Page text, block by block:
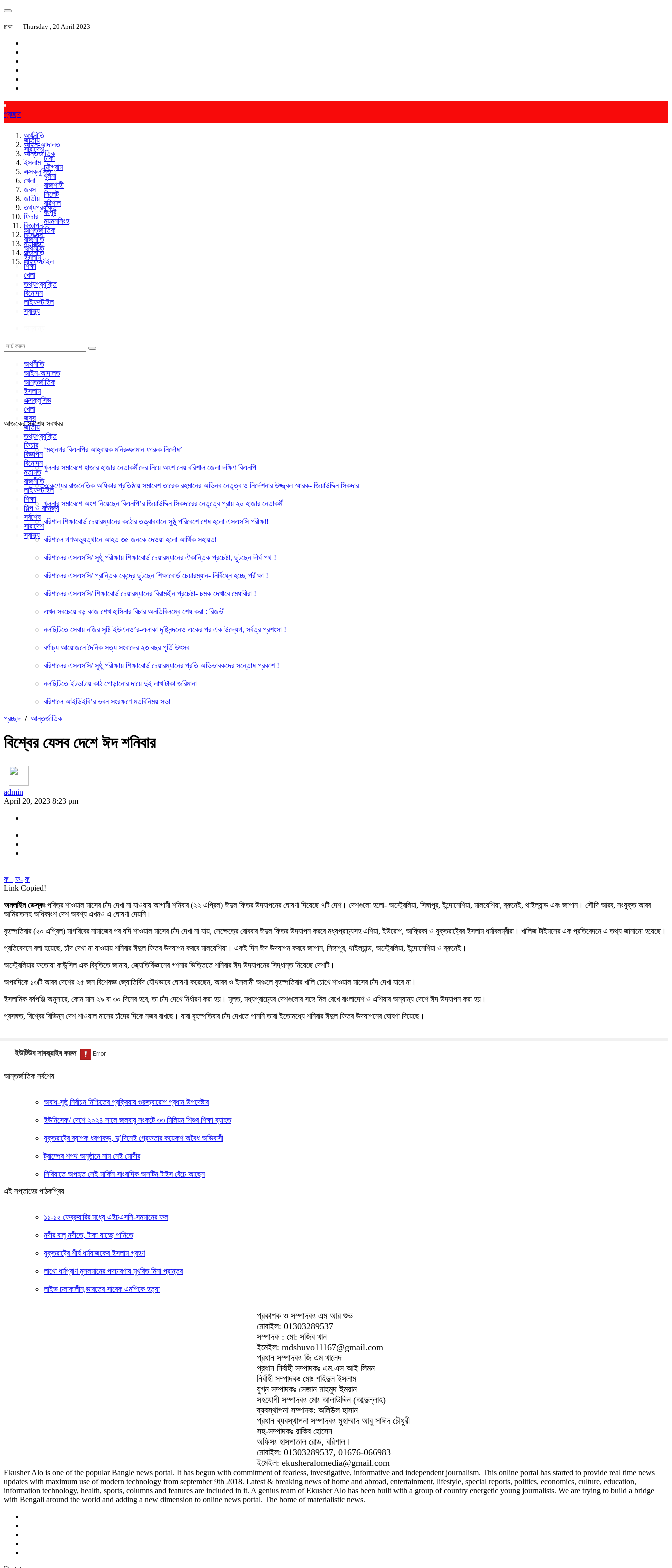
ঢাকা Thursday , 20 April 2023
প্রচ্ছদ
জাতীয়
সারাদেশ
ঢাকা
চট্টগ্রাম
খুলনা
রাজশাহী
সিলেট
বরিশাল
রংপুর
ময়মনসিংহ
আন্তর্জাতিক
রাজনীতি
অর্থনীতি
ইসলাম
শিক্ষা
খেলা
তথ্যপ্রযুক্তি
বিনোদন
লাইফস্টাইল
স্বাস্থ্য
অর্থনীতি
আইন-আদালত
আন্তর্জাতিক
ইসলাম
এক্সক্লুসিভ
খেলা
জবস
জাতীয়
তথ্যপ্রযুক্তি
ফিচার
বিজ্ঞাপন
বিনোদন
মতামত
রাজনীতি
লাইফস্টাইল
শিক্ষা
শিল্প ও বানিজ্য
সর্বশেষ
সারাদেশ
স্বাস্থ্য
অর্থনীতি
আইন-আদালত
আন্তর্জাতিক
ইসলাম
এক্সক্লুসিভ
খেলা
জবস
জাতীয়
তথ্যপ্রযুক্তি
ফিচার
বিজ্ঞাপন
বিনোদন
মতামত
রাজনীতি
লাইফস্টাইল
আজকের সর্বশেষ সবখবর
‘মহানগর বিএনপির আহ্বায়ক মনিরুজ্জামান ফারুক নির্দোষ’
খুলনার সমাবেশে হাজার হাজার নেতাকর্মীদের নিয়ে অংশ নেয় বরিশাল জেলা দক্ষিণ বিএনপি
তারুণ্যের রাজনৈতিক অধিকার প্রতিষ্ঠায় সমাবেশ তারেক রহমানের অভিনব নেতৃত্ব ও নির্দেশনার উজ্জ্বল স্মারক- জিয়াউদ্দিন সিকদার
খুলনার সমাবেশে অংশ নিয়েছেন বিএনপি’র জিয়াউদ্দিন সিকদারের নেতৃত্বে প্রায় ২০ হাজার নেতাকর্মী
বরিশাল শিক্ষাবোর্ড চেয়ারম্যানের কঠোর তত্ত্বাবধানে সুষ্ঠু পরিবেশে শেষ হলো এসএসসি পরীক্ষা!
বরিশালে গণঅভ্যুত্থানে আহত ৩৫ জনকে দেওয়া হলো আর্থিক সহায়তা
বরিশালের এসএসসি/ সুষ্ঠু পরীক্ষায় শিক্ষাবোর্ড চেয়ারম্যানের ঐকান্তিক প্রচেষ্টা, ছুটছেন দীর্ঘ পথ !
বরিশালের এসএসসি/ প্রান্তিক কেন্দ্রে ছুটছেন শিক্ষাবোর্ড চেয়ারম্যান- নির্বিঘ্নে হচ্ছে পরীক্ষা !
বরিশালের এসএসসি/ শিক্ষাবোর্ড চেয়ারম্যানের বিরামহীন প্রচেষ্টা- চমক দেখাবে মেধাবীরা !
এখন সবচেয়ে বড় কাজ শেখ হাসিনার বিচার অনতিবিলম্বে শেষ করা : রিজভী
নলছিটিতে সেবায় নজির সৃষ্টি ইউএনও’র-এলাকা দৃষ্টিনন্দনেও একের পর এক উদ্যেগ, সর্বত্র প্রশংসা !
বর্ণাঢ্য আয়োজনে দৈনিক সত্য সংবাদের ২৩ বছর পূর্তি উৎসব
বরিশালের এসএসসি/ সুষ্ঠু পরীক্ষায় শিক্ষাবোর্ড চেয়ারম্যানের প্রতি অভিভাবকদের সন্তোষ প্রকাশ !
নলছিটিতে ইটভাটায় কাঠ পোড়ানোর দায়ে দুই লাখ টাকা জরিমানা
বরিশালে আইডিইবি’র ভবন সংরক্ষণে মতবিনিময় সভা
প্রচ্ছদ / আন্তর্জাতিক
বিশ্বের যেসব দেশে ঈদ শনিবার
admin
April 20, 2023 8:23 pm
ফ+ ফ- ফ
Link Copied!
অনলাইন ডেস্কঃপবিত্র শাওয়াল মাসের চাঁদ দেখা না যাওয়ায় আগামী শনিবার (২২ এপ্রিল) ঈদুল ফিতর উদযাপনের ঘোষণা দিয়েছে ৭টি দেশ। দেশগুলো হলো- অস্ট্রেলিয়া, সিঙ্গাপুর, ইন্দোনেশিয়া, মালয়েশিয়া, ব্রুনেই, থাইল্যান্ড এবং জাপান। সৌদি আরব, সংযুক্ত আরব
আমিরাতসহ অধিকাংশ দেশ অবশ্য এখনও এ ঘোষণা দেয়নি।
বৃহস্পতিবার (২০ এপ্রিল) মাগরিবের নামাজের পর যদি শাওয়াল মাসের চাঁদ দেখা না যায়, সেক্ষেত্রে রোববার ঈদুল ফিতর উদযাপন করবে মধ্যপ্রাচ্যসহ এশিয়া, ইউরোপ, আফ্রিকা ও যুক্তরাষ্ট্রের ইসলাম ধর্মাবলম্বীরা। খালিজ টাইমসের এক প্রতিবেদনে এ তথ্য জানানো হয়েছে।
প্রতিবেদনে বলা হয়েছে, চাঁদ দেখা না যাওয়ায় শনিবার ঈদুল ফিতর উদযাপন করবে মালয়েশিয়া। একই দিন ঈদ উদযাপন করবে জাপান, সিঙ্গাপুর, থাইল্যান্ড, অস্ট্রেলিয়া, ইন্দোনেশিয়া ও ব্রুনেই।
অস্ট্রেলিয়ার ফতোয়া কাউন্সিল এক বিবৃতিতে জানায়, জ্যোতির্বিজ্ঞানের গণনার ভিত্তিতে শনিবার ঈদ উদযাপনের সিদ্ধান্ত নিয়েছে দেশটি।
অপরদিকে ১৩টি আরব দেশের ২৫ জন বিশেষজ্ঞ জ্যোতির্বিদ যৌথভাবে ঘোষণা করেছেন, আরব ও ইসলামী অঞ্চলে বৃহস্পতিবার খালি চোখে শাওয়াল মাসের চাঁদ দেখা যাবে না।
ইসলামিক বর্ষপঞ্জি অনুসারে, কোন মাস ২৯ বা ৩০ দিনের হবে, তা চাঁদ দেখে নির্ধারণ করা হয়। মূলত, মধ্যপ্রাচ্যের দেশগুলোর সঙ্গে মিল রেখে বাংলাদেশ ও এশিয়ার অন্যান্য দেশে ঈদ উদযাপন করা হয়।
প্রসঙ্গত, বিশ্বের বিভিন্ন দেশ শাওয়াল মাসের চাঁদের দিকে নজর রাখছে। যারা বৃহস্পতিবার চাঁদ দেখতে পাননি তারা ইতোমধ্যে শনিবার ঈদুল ফিতর উদযাপনের ঘোষণা দিয়েছে।
ইউটিউব সাবস্ক্রাইব করুন
আন্তর্জাতিক সর্বশেষ
অবাধ-সুষ্ঠু নির্বাচন নিশ্চিতের প্রক্রিয়ায় গুরুত্বারোপ প্রধান উপদেষ্টার
ইউনিসেফ/ দেশে ২০২৪ সালে জলবায়ু সংকটে ৩৩ মিলিয়ন শিশুর শিক্ষা ব্যাহত
যুক্তরাষ্ট্রে ব্যাপক ধরপাকড়, দু’দিনেই গ্রেফতার কয়েকশ অবৈধ অভিবাসী
ট্রাম্পের শপথ অনুষ্ঠানে নাম নেই মোদীর
সিরিয়াতে অপহৃত সেই মার্কিন সাংবাদিক অসটিন টাইস বেঁচে আছেন
এই সপ্তাহের পাঠকপ্রিয়
১১-১২ ফেব্রুয়ারির মধ্যে এইচএসসি-সমমানের ফল
নদীর বালু নদীতে, টাকা যাচ্ছে পানিতে
যুক্তরাষ্ট্রে শীর্ষ ধর্মযাজকের ইসলাম গ্রহণ
লাখো ধর্মপ্রাণ মুসলমানের পদচারণায় মুখরিত মিনা প্রান্তর
লাইভ চলাকালীন,ভারতের সাবেক এমপিকে হত্যা
প্রকাশক ও সম্পাদকঃ এম আর শুভ
মোবাইল: 01303289537
সম্পাদক : মো: সজিব খান
ইমেইল: mdshuvo11167@gmail.com
প্রধান সম্পাদকঃ জি এম খালেদ
প্রধান নির্বাহী সম্পাদকঃ এম.এস আই লিমন
নির্বাহী সম্পাদকঃ মোঃ শহিদুল ইসলাম
যুগ্ন সম্পাদকঃ সেজান মাহমুদ ইমরান
সহযোগী সম্পাদকঃ মোঃ আলাউদ্দিন (আব্দুল্লাহ)
ব্যবস্থাপনা সম্পাদক: অলিউল হাসান
প্রধান ব্যবস্থাপনা সম্পাদকঃ মুহাম্মাদ আবু সাঈদ চৌধুরী
সহ-সম্পাদকঃ রাকিব হোসেন
অফিসঃ হাসপাতাল রোড, বরিশাল।
মোবাইল: 01303289537, 01676-066983
ইমেইল: ekusheralomedia@gmail.com
Ekusher Alo is one of the popular Bangle news portal. It has begun with commitment of fearless, investigative, informative and independent journalism. This online portal has started to provide real time news
updates with maximum use of modern technology from september 9th 2018. Latest & breaking news of home and abroad, entertainment, lifestyle, special reports, politics, economics, culture, education,
information technology, health, sports, columns and features are included in it. A genius team of Ekusher Alo has been built with a group of country energetic young journalists. We are trying to build a bridge
with Bengali around the world and adding a new dimension to online news portal. The home of materialistic news.